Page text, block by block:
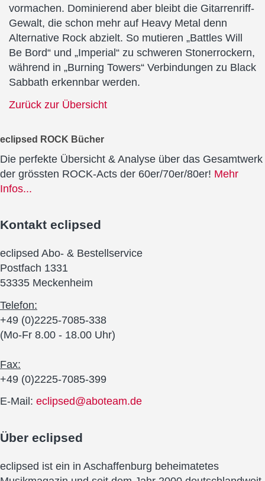
vormachen. Dominierend aber bleibt die Gitarrenriff-
Gewalt, die schon mehr auf Heavy Metal denn
Alternative Rock abzielt. So mutieren „Battles Will
Be Bord“ und „Imperial“ zu schweren Stonerrockern,
während in „Burning Towers“ Verbindungen zu Black
Sabbath erkennbar werden.
Zurück zur Übersicht
eclipsed ROCK Bücher
Die perfekte Übersicht & Analyse über das Gesamtwerk
der grössten ROCK-Acts der 60er/70er/80er! Mehr
Infos...
Kontakt eclipsed
eclipsed Abo- & Bestellservice
Postfach 1331
53335 Meckenheim
Telefon:
+49 (0)2225-7085-338
(Mo-Fr 8.00 - 18.00 Uhr)
Fax:
+49 (0)2225-7085-399
E-Mail: eclipsed@aboteam.de
Über eclipsed
eclipsed ist ein in Aschaffenburg beheimatetes